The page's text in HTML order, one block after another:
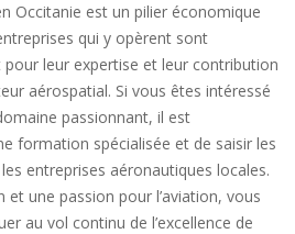
Occitanie est un pilier économique
qui y opèrent sont
leur expertise et leur contribution
aérospatial. Si vous êtes intéressé
passionnant, il est
formation spécialisée et de saisir les
entreprises aéronautiques locales.
une passion pour l’aviation, vous
au vol continu de l’excellence de